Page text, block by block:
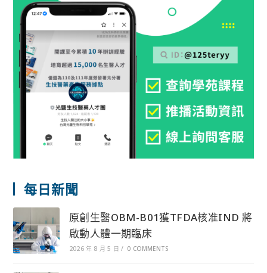
每日新聞
原創生醫OBM-B01獲TFDA核准IND 將
啟動人體一期臨床
2026 年 8 月 5 日 / 0 COMMENTS